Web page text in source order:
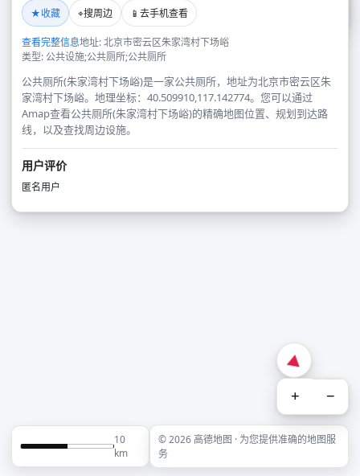
★收藏 ⌖搜周边 📱 去手机查看
查看完整信息地址: 北京市密云区朱家湾村下场峪
类型: 公共设施;公共厕所;公共厕所
公共厕所(朱家湾村下场峪)是一家公共厕所，地址为北京市密云区朱
家湾村下场峪。地理坐标：40.509910,117.142774。您可以通过
Amap查看公共厕所(朱家湾村下场峪)的精确地图位置、规划到达路
线，以及查找周边设施。
用户评价
匿名用户
+ −
10
km
© 2026 高德地图 · 为您提供准确的地图服
务